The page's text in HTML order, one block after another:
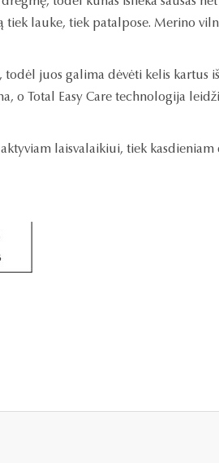
lauke, tiek patalpose. Merino
juos galima dėvėti kelis kartus
o Total Easy Care technologija
laisvalaikiui, tiek kasdieniam